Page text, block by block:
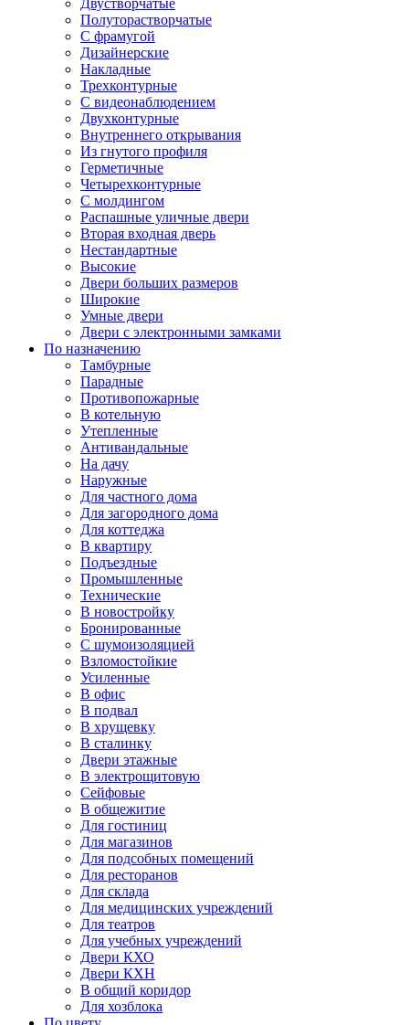
Двустворчатые
Полуторастворчатые
С фрамугой
Дизайнерские
Накладные
Трехконтурные
С видеонаблюдением
Двухконтурные
Внутреннего открывания
Из гнутого профиля
Герметичные
Четырехконтурные
С молдингом
Распашные уличные двери
Вторая входная дверь
Нестандартные
Высокие
Двери больших размеров
Широкие
Умные двери
Двери с электронными замками
По назначению
Тамбурные
Парадные
Противопожарные
В котельную
Утепленные
Антивандальные
На дачу
Наружные
Для частного дома
Для загородного дома
Для коттеджа
В квартиру
Подъездные
Промышленные
Технические
В новостройку
Бронированные
С шумоизоляцией
Взломостойкие
Усиленные
В офис
В подвал
В хрущевку
В сталинку
Двери этажные
В электрощитовую
Сейфовые
В общежитие
Для гостиниц
Для магазинов
Для подсобных помещений
Для ресторанов
Для склада
Для медицинских учреждений
Для театров
Для учебных учреждений
Двери КХО
Двери КХН
В общий коридор
Для хозблока